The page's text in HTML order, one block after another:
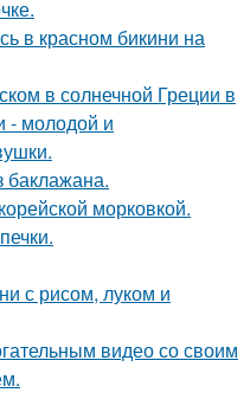
в красном бикини на
в солнечной Греции в
- молодой и
баклажана.
морковкой.
с рисом, луком и
видео со своим